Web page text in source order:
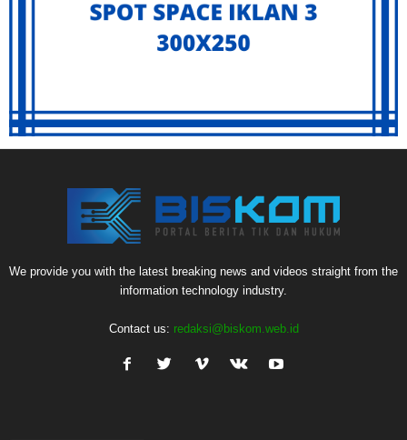
We provide you with the latest breaking news and videos straight from the
information technology industry.
Contact us: redaksi@biskom.web.id